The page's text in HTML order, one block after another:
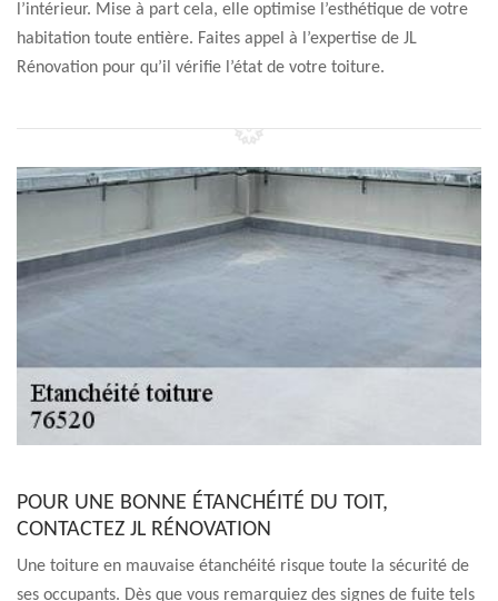
l’intérieur. Mise à part cela, elle optimise l’esthétique de votre
habitation toute entière. Faites appel à l’expertise de JL
Rénovation pour qu’il vérifie l’état de votre toiture.
POUR UNE BONNE ÉTANCHÉITÉ DU TOIT,
CONTACTEZ JL RÉNOVATION
Une toiture en mauvaise étanchéité risque toute la sécurité de
ses occupants. Dès que vous remarquiez des signes de fuite tels